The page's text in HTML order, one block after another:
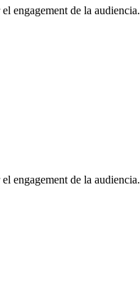
engagement de la audiencia.
engagement de la audiencia.